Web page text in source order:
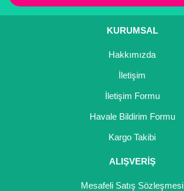
KURUMSAL
Hakkımızda
İletişim
İletişim Formu
Havale Bildirim Formu
Kargo Takibi
ALIŞVERİŞ
Mesafeli Satış Sözleşmesi
Kapari Gebre Otu Fidanı